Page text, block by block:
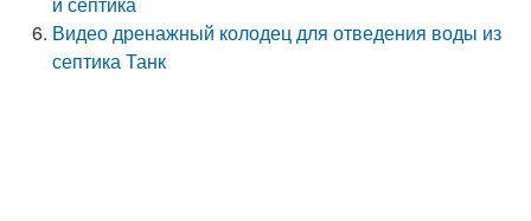
Видео дренажный колодец для отведения воды из
септика Танк